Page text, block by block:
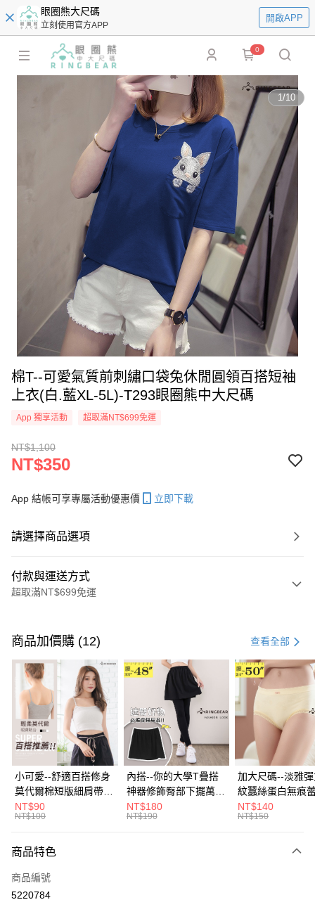
眼圈熊大尺碼
立刻使用官方APP
開啟APP
0
1/10
棉T--可愛氣質前刺繡口袋兔休閒圓領百搭短袖
上衣(白.藍XL-5L)-T293眼圈熊中大尺碼
App 獨享活動 超取滿NT$699免運
NT$1,100
NT$350
App 結帳可享專屬活動優惠價 立即下載
請選擇商品選項
付款與運送方式
超取滿NT$699免運
信用卡一次付款
超商取貨付款
LINE Pay
Apple Pay
街口支付
悠遊付
Google Pay
全盈+PAY
大哥付你分期
【大哥付你分期使用說明】
1.本服務由台灣大哥大提供，台灣大哥大用戶可立即使用無須另外申請。
AFTEE先享後付
商品加價購 (12) 查看全部
小可愛--舒適百搭修身
莫代爾棉短版細肩帶素
色背心(白.黑.灰L-2L)-
U582眼圈熊中大尺碼
NT$90
NT$100
內搭--你的大學T疊搭
神器修飾臀部下擺萬用
內搭裙/遮臀裙(黑2L-
6L)-Q155眼圈熊中大
NT$180
NT$190
加大尺碼--淡雅
紋蠶絲蛋白無痕
角內褲(白.粉.藍.
3L)-L28眼圈熊中
NT$140
NT$150
商品特色
商品編號
5220784